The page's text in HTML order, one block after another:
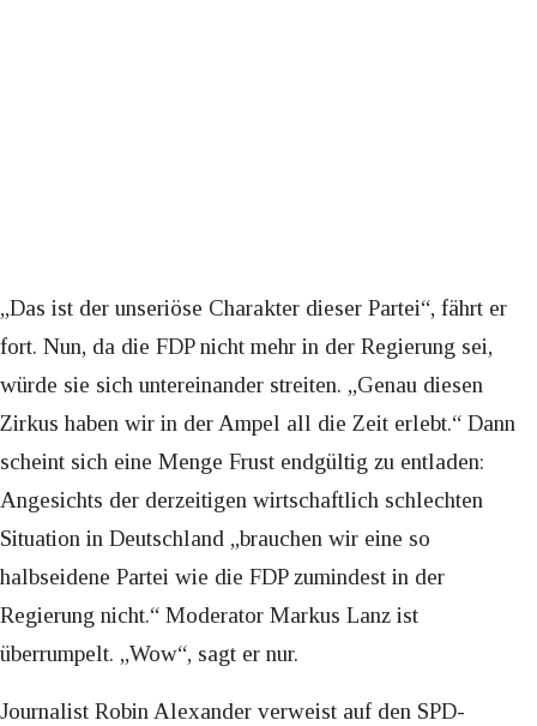
„Das ist der unseriöse Charakter dieser Partei“, fährt er
fort. Nun, da die FDP nicht mehr in der Regierung sei,
würde sie sich untereinander streiten. „Genau diesen
Zirkus haben wir in der Ampel all die Zeit erlebt.“ Dann
scheint sich eine Menge Frust endgültig zu entladen:
Angesichts der derzeitigen wirtschaftlich schlechten
Situation in Deutschland „brauchen wir eine so
halbseidene Partei wie die FDP zumindest in der
Regierung nicht.“ Moderator Markus Lanz ist
überrumpelt. „Wow“, sagt er nur.
Journalist Robin Alexander verweist auf den SPD-